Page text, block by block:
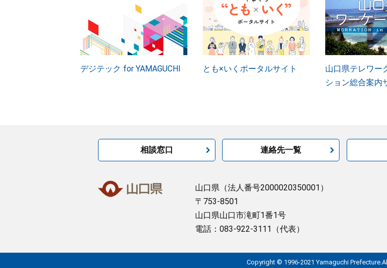
デジテック for YAMAGUCHI とも×いくポータルサイト
山口県テレワー
ション総合案内
相談窓口 連絡先一覧
山口県 （法人番号2000020350001）
〒753-8501
山口県山口市滝町1番1号
電話：083-922-3111（代表）
Copyright © 1996-2021 Yamaguchi